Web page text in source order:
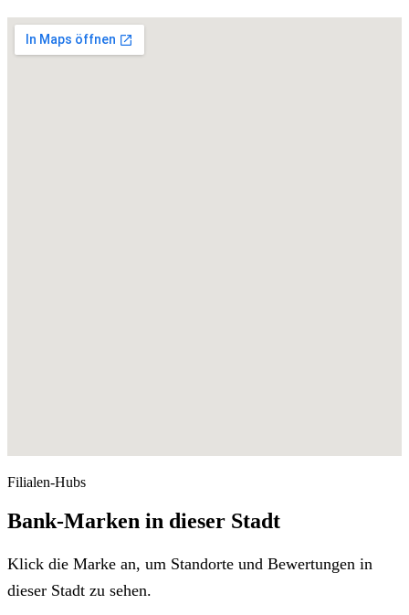
Filialen-Hubs
Bank-Marken in dieser Stadt
Klick die Marke an, um Standorte und Bewertungen in
dieser Stadt zu sehen.